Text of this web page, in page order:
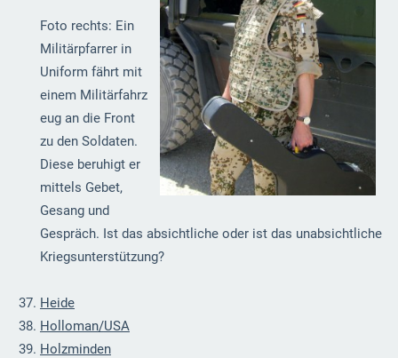
Foto rechts: Ein
Militärpfarrer in
Uniform fährt mit
einem Militärfahrz
eug an die Front
zu den Soldaten.
Diese beruhigt er
mittels Gebet,
Gesang und
Gespräch. Ist das absichtliche oder ist das unabsichtliche
Kriegsunterstützung?
Heide
Holloman/USA
Holzminden